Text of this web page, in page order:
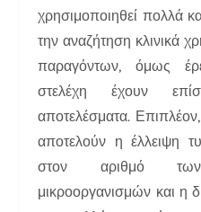
χρησιμοποιηθεί πολλά
την αναζήτηση κλινικά
παραγόντων, όμως
στελέχη έχουν
αποτελέσματα.
αποτελούν η έλλειψη
στον αριθμό των
μικροοργανισμών και η